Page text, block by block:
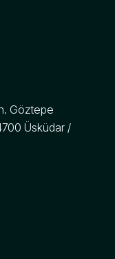
Göztepe
Üsküdar /